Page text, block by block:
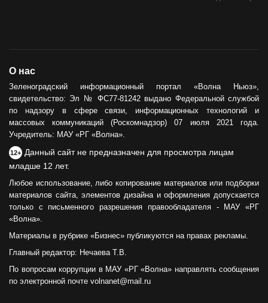
О нас
Зеленоградский информационный портал «Волна Ньюз»,
свидетельство: Эл № ФС77-81242 выдано Федеральной службой
по надзору в сфере связи, информационных технологий и
массовых коммуникаций (Роскомнадзор) 07 июля 2021 года.
Учредитель: МАУ «РГ «Волна».
12+ Данный сайт не предназначен для просмотра лицам
младше 12 лет.
Любое использование, либо копирование материалов или подборки
материалов сайта, элементов дизайна и оформления допускается
только с письменного разрешения правообладателя - МАУ «РГ
«Волна».
Материалы в рубрике «Бизнес» публикуются на правах рекламы.
Главный редактор: Нечаева Т.В.
По вопросам коррупции в МАУ «РГ «Волна» направлять сообщения
по электронной почте volnanet@mail.ru